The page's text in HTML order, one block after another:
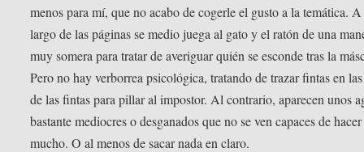
menos para mí, que no acabo de cogerle el gusto a la temática.
largo de las páginas se medio juega al gato y el ratón de una
muy somera para tratar de averiguar quién se esconde tras la
Pero no hay verborrea psicológica, tratando de trazar fintas en
de las fintas para pillar al impostor. Al contrario, aparecen unos
bastante mediocres o desganados que no se ven capaces de hacer
mucho. O al menos de sacar nada en claro.